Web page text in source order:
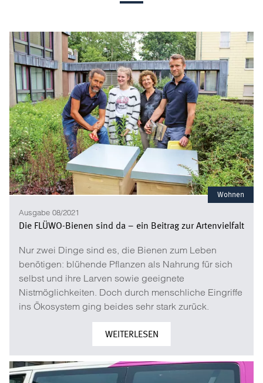
Wohnen
Ausgabe 08/2021
Die FLÜWO-Bienen sind da – ein Beitrag zur Artenvielfalt
Nur zwei Dinge sind es, die Bienen zum Leben
benötigen: blühende Pflanzen als Nahrung für sich
selbst und ihre Larven sowie geeignete
Nistmöglichkeiten. Doch durch menschliche Eingriffe
ins Ökosystem ging beides sehr stark zurück.
WEITERLESEN